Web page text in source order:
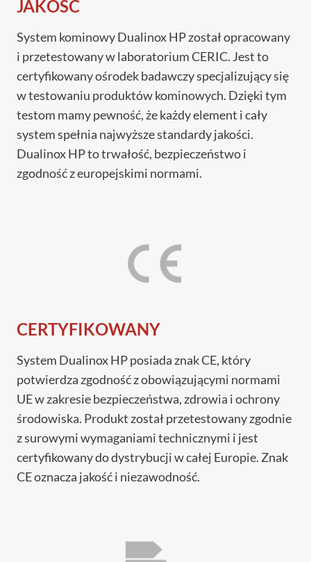
JAKOŚĆ
System kominowy Dualinox HP został opracowany
i przetestowany w laboratorium CERIC. Jest to
certyfikowany ośrodek badawczy specjalizujący się
w testowaniu produktów kominowych. Dzięki tym
testom mamy pewność, że każdy element i cały
system spełnia najwyższe standardy jakości.
Dualinox HP to trwałość, bezpieczeństwo i
zgodność z europejskimi normami.
CERTYFIKOWANY
System Dualinox HP posiada znak CE, który
potwierdza zgodność z obowiązującymi normami
UE w zakresie bezpieczeństwa, zdrowia i ochrony
środowiska. Produkt został przetestowany zgodnie
z surowymi wymaganiami technicznymi i jest
certyfikowany do dystrybucji w całej Europie. Znak
CE oznacza jakość i niezawodność.